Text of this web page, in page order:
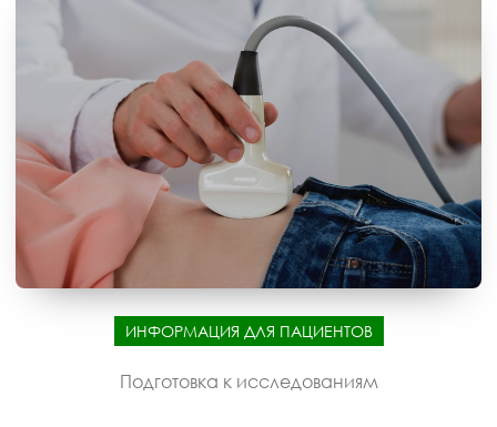
ИНФОРМАЦИЯ ДЛЯ ПАЦИЕНТОВ
Подготовка к исследованиям